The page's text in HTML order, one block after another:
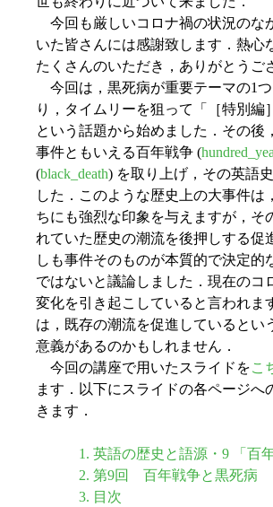
今回も厳しいコロナ禍の状況のな
いた皆さんには感謝致します．熱心
たくさんのいただき，ありがとうご
今回は，黒死病が重要テーマの1
り，タイムリーを狙って「［特別編
という話題から始めました．その後
事件ともいえる百年戦争 (
(black_death) を取り上げ，その英語
した．このような歴史上の大事件は
ちにも強烈な印象を与えますが，そ
れていた歴史の潮流を後押しする促
しも事件そのものが本質的で決定的
ではないと議論しました．現在のコ
変化を引き起こしていると言われま
は，既存の潮流を促進しているとい
意義があるのかもしれません．
今回の講座で用いたスライドをこ
ます．以下にスライドの各ページへ
きます．
1. 英語の歴史と語源・9 「百
2. 第9回 百年戦争と黒死病
3. 目次